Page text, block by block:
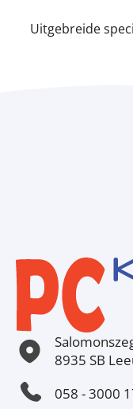
Uitgebreide
8935 SB
058 - 3000